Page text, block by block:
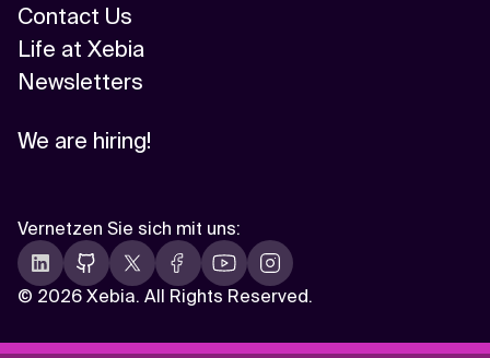
Contact Us
Life at Xebia
Newsletters
We are hiring!
© 2026 Xebia. All Rights Reserved.
Vernetzen Sie sich mit uns: